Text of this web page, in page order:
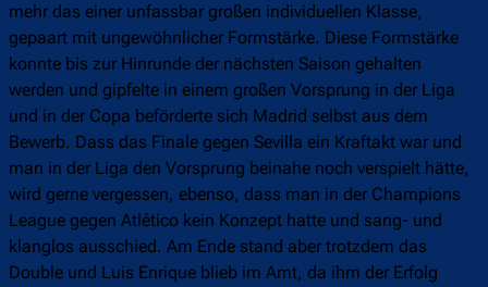
mehr das einer unfassbar großen individuellen Klasse,
gepaart mit ungewöhnlicher Formstärke. Diese Formstärke
konnte bis zur Hinrunde der nächsten Saison gehalten
werden und gipfelte in einem großen Vorsprung in der Liga
und in der Copa beförderte sich Madrid selbst aus dem
Bewerb. Dass das Finale gegen Sevilla ein Kraftakt war und
man in der Liga den Vorsprung beinahe noch verspielt hätte,
wird gerne vergessen, ebenso, dass man in der Champions
League gegen Atlético kein Konzept hatte und sang- und
klanglos ausschied. Am Ende stand aber trotzdem das
Double und Luis Enrique blieb im Amt, da ihm der Erfolg